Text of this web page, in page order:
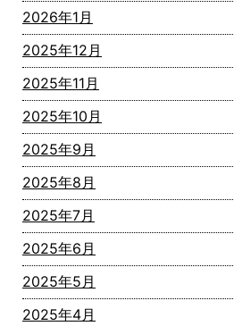
2026年1月
2025年12月
2025年11月
2025年10月
2025年9月
2025年8月
2025年7月
2025年6月
2025年5月
2025年4月